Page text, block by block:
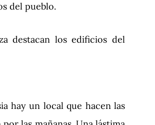
del pueblo.
destacan los edificios del
hay un local que hacen las